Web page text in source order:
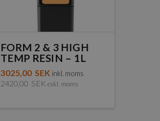
FORM 2 & 3 HIGH
TEMP RESIN – 1L
3025,00 SEK inkl. moms
2420,00 SEK exkl. moms